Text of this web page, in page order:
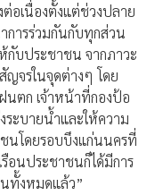
อเนื่องตั้งแต่ช่วงปลาย
ารร่วมกันกับทุกส่วน
กับประชาชน จากภาวะ
จรในจุดต่างๆ โดย
ตก เจ้าหน้าที่กองป้อ
ระบายน้ำและให้ความ
นโดยรอบบึงแก่นนครที่
อนประชาชนก็ได้มีการ
นทั้งหมดแล้ว”